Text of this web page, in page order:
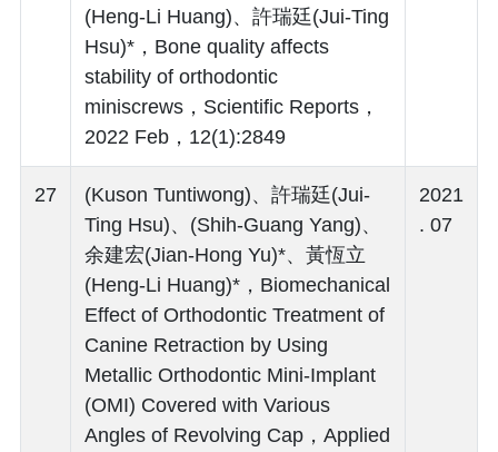
(Heng-Li Huang)、許瑞廷(Jui-Ting
Hsu)*，Bone quality affects
stability of orthodontic
miniscrews，Scientific Reports，
2022 Feb，12(1):2849
27
(Kuson Tuntiwong)、許瑞廷(Jui-
Ting Hsu)、(Shih-Guang Yang)、
余建宏(Jian-Hong Yu)*、黃恆立
(Heng-Li Huang)*，Biomechanical
Effect of Orthodontic Treatment of
Canine Retraction by Using
Metallic Orthodontic Mini-Implant
(OMI) Covered with Various
Angles of Revolving Cap，Applied
2021
. 07